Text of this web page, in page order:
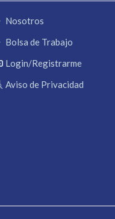
Nosotros
Bolsa de Trabajo
Login/Registrarme
Aviso de Privacidad